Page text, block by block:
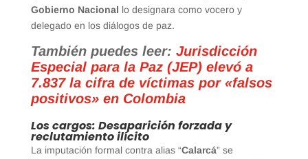
Gobierno Nacional lo designara como vocero y
delegado en los diálogos de paz.
También puedes leer: Jurisdicción
Especial para la Paz (JEP) elevó a
7.837 la cifra de víctimas por «falsos
positivos» en Colombia
Los cargos: Desaparición forzada y
reclutamiento ilícito
La imputación formal contra alias “Calarcá” se